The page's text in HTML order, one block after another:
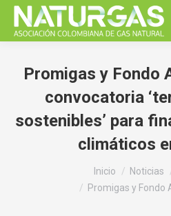
Promigas y Fondo
convocatoria
sostenibles’ para
climáticos
Inicio Noticias
Promigas y Fondo